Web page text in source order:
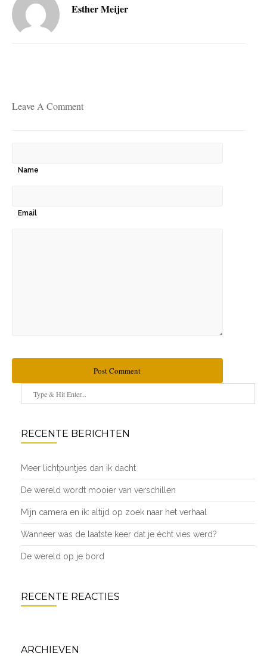
Esther Meijer
Leave A Comment
Name
Email
Post Comment
RECENTE BERICHTEN
Meer lichtpuntjes dan ik dacht
De wereld wordt mooier van verschillen
Mijn camera en ik: altijd op zoek naar het verhaal
Wanneer was de laatste keer dat je écht vies werd?
De wereld op je bord
RECENTE REACTIES
ARCHIEVEN